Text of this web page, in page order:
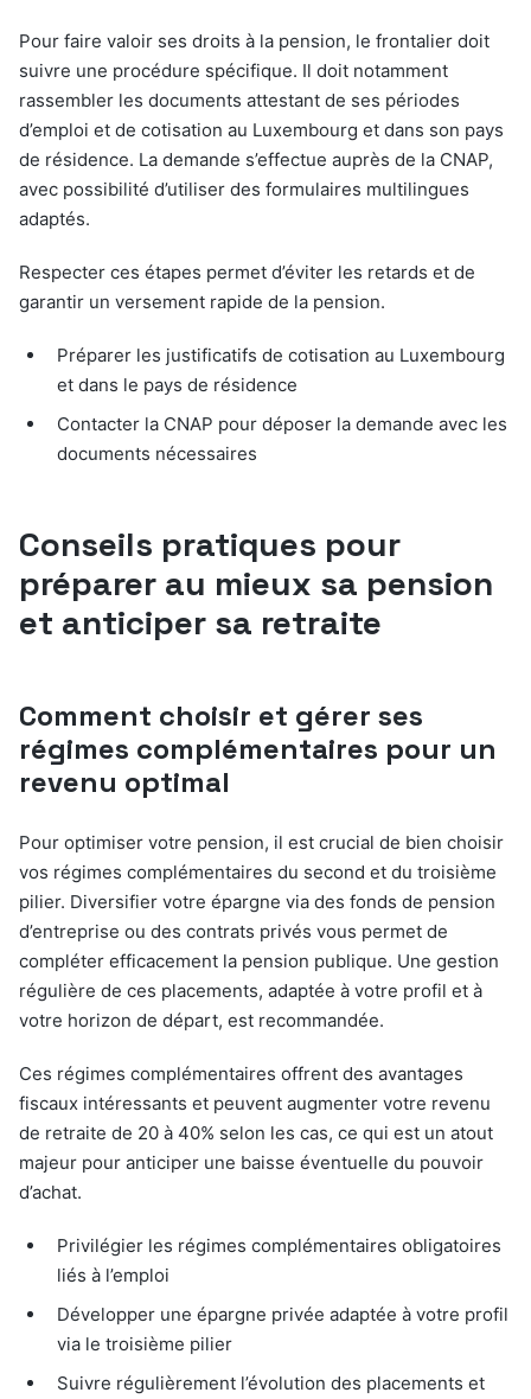
Pour faire valoir ses droits à la pension, le frontalier doit
suivre une procédure spécifique. Il doit notamment
rassembler les documents attestant de ses périodes
d’emploi et de cotisation au Luxembourg et dans son pays
de résidence. La demande s’effectue auprès de la CNAP,
avec possibilité d’utiliser des formulaires multilingues
adaptés.
Respecter ces étapes permet d’éviter les retards et de
garantir un versement rapide de la pension.
Préparer les justificatifs de cotisation au Luxembourg
et dans le pays de résidence
Contacter la CNAP pour déposer la demande avec les
documents nécessaires
Conseils pratiques pour
préparer au mieux sa pension
et anticiper sa retraite
Comment choisir et gérer ses
régimes complémentaires pour un
revenu optimal
Pour optimiser votre pension, il est crucial de bien choisir
vos régimes complémentaires du second et du troisième
pilier. Diversifier votre épargne via des fonds de pension
d’entreprise ou des contrats privés vous permet de
compléter efficacement la pension publique. Une gestion
régulière de ces placements, adaptée à votre profil et à
votre horizon de départ, est recommandée.
Ces régimes complémentaires offrent des avantages
fiscaux intéressants et peuvent augmenter votre revenu
de retraite de 20 à 40% selon les cas, ce qui est un atout
majeur pour anticiper une baisse éventuelle du pouvoir
d’achat.
Privilégier les régimes complémentaires obligatoires
liés à l’emploi
Développer une épargne privée adaptée à votre profil
via le troisième pilier
Suivre régulièrement l’évolution des placements et